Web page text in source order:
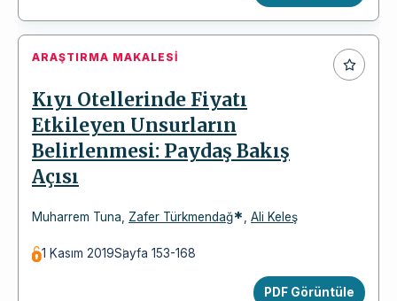
ARAŞTIRMA MAKALESI
Kıyı Otellerinde Fiyatı
Etkileyen Unsurların
Belirlenmesi: Paydaş Bakış
Açısı
Muharrem Tuna, Zafer Türkmendağ*, Ali Keleş
1 Kasım 2019Sayfa 153-168
PDF Görüntüle